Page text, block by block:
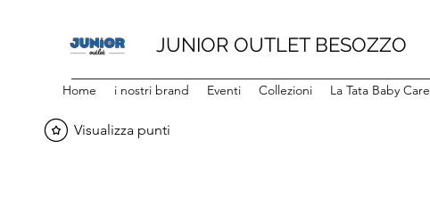
JUNIOR OUTLET BESOZZO
Home i nostri brand Eventi Collezioni La Tata Baby Care
Visualizza punti